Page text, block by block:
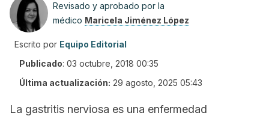
Revisado y aprobado por la
médico Maricela Jiménez López
Escrito por Equipo Editorial
Publicado: 03 octubre, 2018 00:35
Última actualización: 29 agosto, 2025 05:43
La gastritis nerviosa es una enfermedad